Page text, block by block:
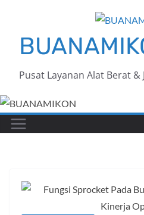
content
Pusat Layanan Alat Berat &